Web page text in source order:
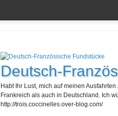
Deutsch-
Habt Ihr Lust, mich auf meinen
Frankreich als auch in Deutschland. Ich
http://trois.coccinelles.over-blog.com/